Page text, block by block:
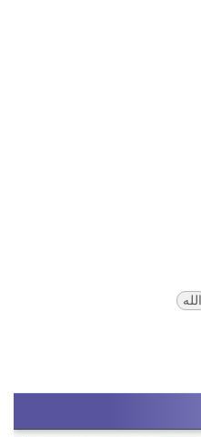
الله